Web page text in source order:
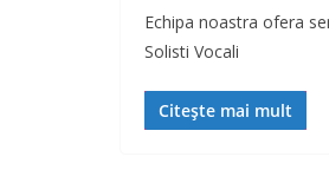
Echipa noastra ofera
Solisti Vocali
Citește mai mult